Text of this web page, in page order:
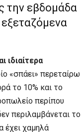
την εβδομάδα
ιδιαίτερα
«σπάει» περεταίρω
το 10% και το
περίπου
περιλαμβάνεται το
έχει χαμηλά